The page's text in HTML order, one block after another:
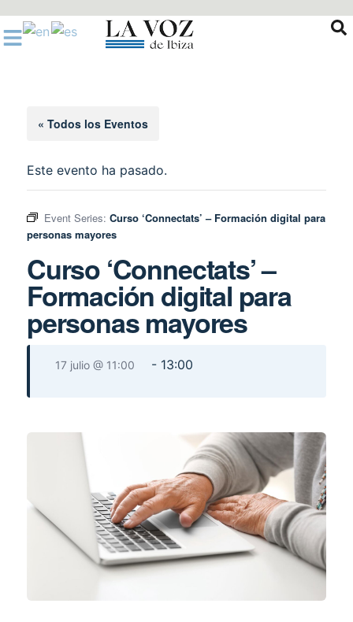
al
contenido
« Todos los Eventos
Este evento ha pasado.
Event Series: Curso ‘Connectats’ – Formación digital para
personas mayores
Curso ‘Connectats’ –
Formación digital para
personas mayores
17 julio @ 11:00 - 13:00